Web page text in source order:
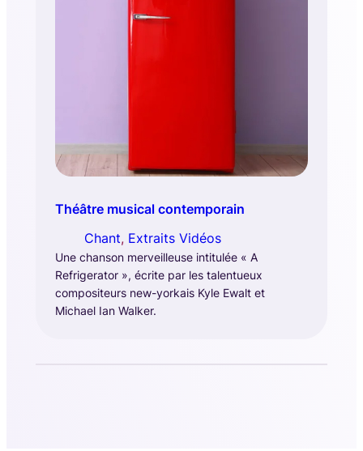
Théâtre musical contemporain
Chant, Extraits Vidéos
Une chanson merveilleuse intitulée « A
Refrigerator », écrite par les talentueux
compositeurs new-yorkais Kyle Ewalt et
Michael Ian Walker.